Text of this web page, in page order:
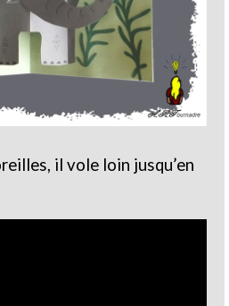
il vole loin jusqu’en